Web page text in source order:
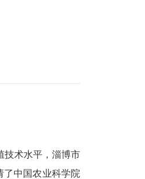
技术水平，淄博市
了中国农业科学院